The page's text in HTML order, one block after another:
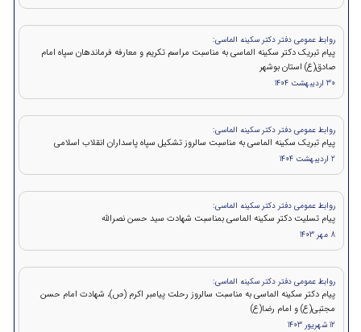
روابط عمومی دفتر دکتر سکینه الماسی:
پیام تبریک دکتر سکینه الماسی به مناسبت مراسم تکریم و معارفه فرماندهان سپاه امام
صادق(ع) استان بوشهر
30 اردیبهشت 1404
روابط عمومی دفتر دکتر سکینه الماسی:
پیام تبریک سکینه الماسی به مناسبت سالروز تشکیل سپاه پاسداران انقلاب اسلامی
2 اردیبهشت 1404
روابط عمومی دفتر دکتر سکینه الماسی:
پيام تسلیت دکتر سکینه الماسی بمناسبت شهادت سید حسن نصرالله
8 مهر 1403
روابط عمومی دفتر دکتر سکینه الماسی:
پیام دکتر سکینه الماسی به مناسبت سالروز رحلت پیامبر اکرم (ص)، شهادت امام حسن
مجتبی(ع) و امام رضا(ع)
12 شهریور 1403